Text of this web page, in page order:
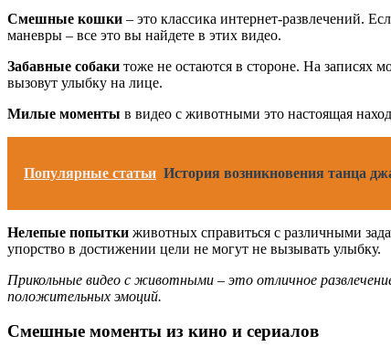
Смешные кошки – это классика интернет-развлечений.
маневры – все это вы найдете в этих видео.
Забавные собаки тоже не остаются в стороне. На записях
вызовут улыбку на лице.
Милые моменты в видео с животными это настоящая
Популярные статьи История возникновения танца
Нелепые попытки животных справиться с различными
упорство в достижении цели не могут не вызывать улыбку.
Прикольные видео с животными – это отличное
положительных эмоций.
Смешные моменты из кино и сериалов